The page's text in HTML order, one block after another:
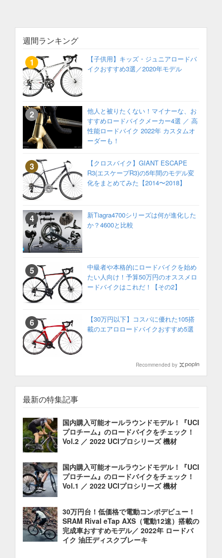
週間ランキング
【子供用】キッズ・ジュニアロードバ
イクおすすめ3選／2020年モデル
他人と被りたくない！マイナーな、お
すすめロードバイクメーカー4選 ／ 高
性能ロードバイク 2022年 カスタムオ
ーダーも！
【クロスバイク】GIANT ESCAPE
R3(エスケープR3)の5年間のモデル変
化をまとめてみた【2014〜2018】
新Tiagra4700シリーズは何が進化した
か？4600と比較
中級者や本格的にロードバイクを始め
たい人向け！予算50万円のオススメロ
ードバイクはこれだ！【その2】
【30万円以下】コスパに優れた105搭
載のエアロロードバイクおすすめ5選
Recommended by
最新の特集記事
国内購入可能オールラウンドモデル！『UCI
プロチーム』のロードバイクをチェック！
Vol.2 ／ 2022 UCIプロシリーズ 機材
国内購入可能オールラウンドモデル！『UCI
プロチーム』のロードバイクをチェック！
Vol.1 ／ 2022 UCIプロシリーズ 機材
30万円台！低価格で電動コンポデビュー！
SRAM Rival eTap AXS（電動12速）搭載の
完成車おすすめモデル／ 2022年 ロードバ
イク 油圧ディスクブレーキ